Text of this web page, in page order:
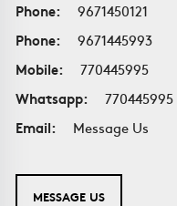
Phone:
9671450121
Phone:
9671445993
Mobile:
770445995
Whatsapp:
770445995
Email:
Message Us
MESSAGE US